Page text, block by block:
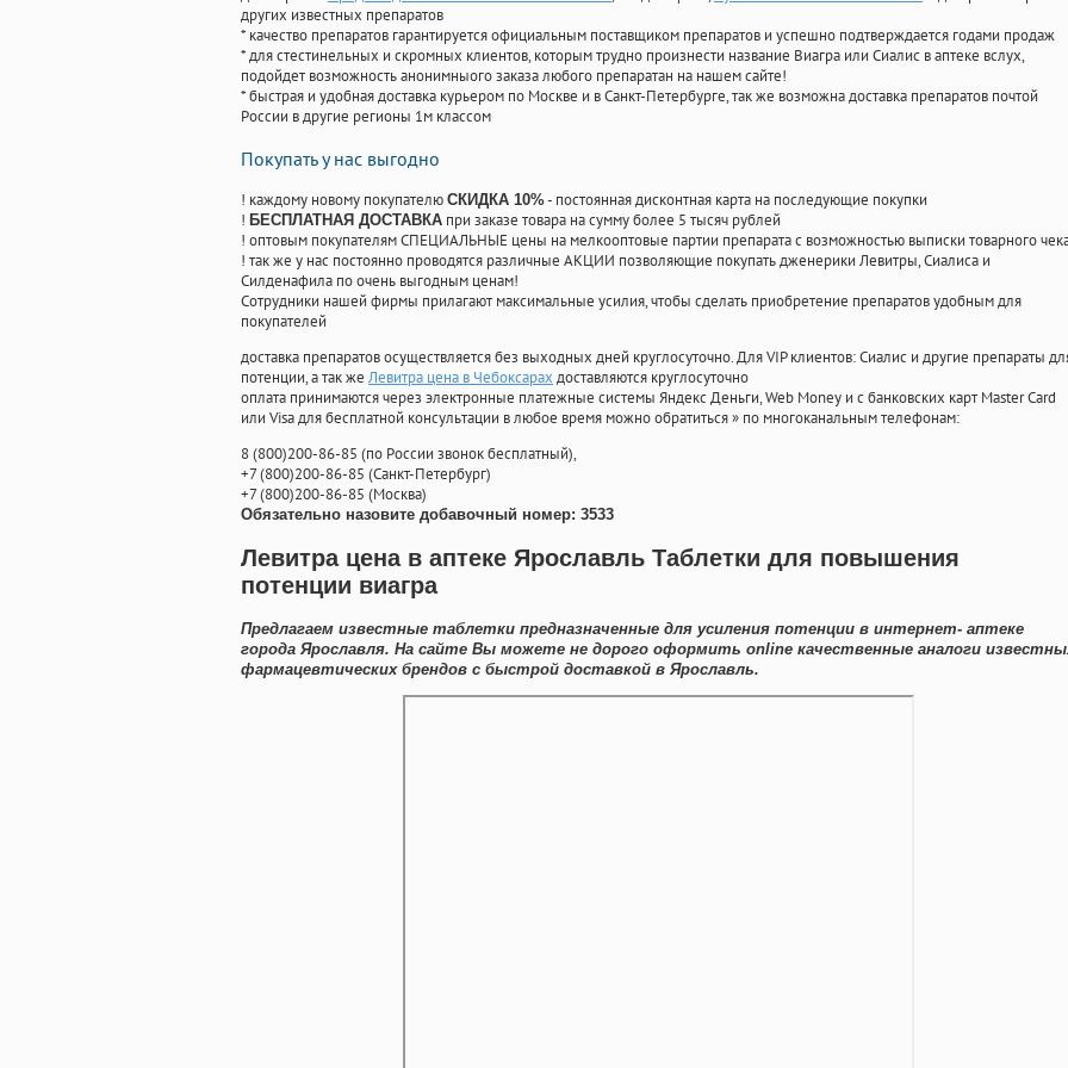
других известных препаратов
* качество препаратов гарантируется официальным поставщиком препаратов и успешно подтверждается годами продаж
* для стестинельных и скромных клиентов, которым трудно произнести название Виагра или Сиалис в аптеке вслух,
подойдет возможность анонимныого заказа любого препаратан на нашем сайте!
* быстрая и удобная доставка курьером по Москве и в Санкт-Петербурге, так же возможна доставка препаратов почтой
России в другие регионы 1м классом
Покупать у нас выгодно
! каждому новому покупателю СКИДКА 10%- постоянная дисконтная карта на последующие покупки
! БЕСПЛАТНАЯ ДОСТАВКА при заказе товара на сумму более 5 тысяч рублей
! оптовым покупателям СПЕЦИАЛЬНЫЕ цены на мелкооптовые партии препарата с возможностью выписки товарного
! так же у нас постоянно проводятся различные АКЦИИ позволяющие покупать дженерики Левитры, Сиалиса и
Силденафила по очень выгодным ценам!
Cотрудники нашей фирмы прилагают максимальные усилия, чтобы сделать приобретение препаратов удобным для
покупателей
доставка препаратов осуществляется без выходных дней круглосуточно. Для VIP клиентов: Сиалис и другие препараты
потенции, а так же Левитра цена в Чебоксарах доставляются круглосуточно
оплата принимаются через электронные платежные системы Яндекс Деньги, Web Money и с банковских карт Master Card
или Visa для бесплатной консультации в любое время можно обратиться» по многоканальным телефонам:
8(800)200-86-85 (по России звонок бесплатный),
+7(800)200-86-85 (Санкт-Петербург)
+7(800)200-86-85 (Москва)
Обязательно назовите добавочный номер: 3533
Левитра цена в аптеке Ярославль Таблетки для повышения
потенции виагра
Предлагаем известные таблетки предназначенные для усиления потенции в интернет- аптеке
города Ярославля. На сайте Вы можете не дорого оформить online качественные аналоги
фармацевтических брендов с быстрой доставкой в Ярославль.